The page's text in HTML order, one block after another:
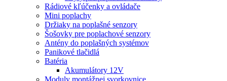
Rádiové kľúčenky a ovládače
Mini poplachy
Držiaky na poplašné senzory
Šošovky pre poplachové senzory
Antény do poplašných systémov
Panikové tlačidlá
Batéria
Akumulátory 12V